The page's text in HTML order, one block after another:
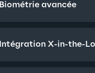
Biométrie avancée
Intégration X-in-the-